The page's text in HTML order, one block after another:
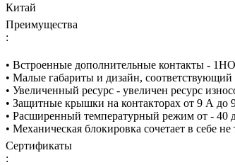
Китай
Преимущества
:
• Встроенные дополнительные контакты -
• Малые габариты и дизайн,
• Увеличенный ресурс - увеличен ресурс
• Защитные крышки на контакторах от 9 А до
• Расширенный температурный режим от - 40
• Механическая блокировка сочетает в себе
Сертификаты
: